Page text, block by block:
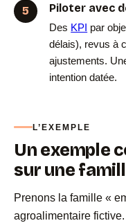
Piloter avec
Des KPI par
délais), revus à
ajustements.
intention datée.
L’EXEMPLE
Un exemple
sur une
Prenons la famille «
agroalimentaire